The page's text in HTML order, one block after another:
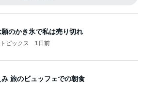
のかき氷で私は売り切れ
ピックス 1日前
旅のビュッフェでの朝食